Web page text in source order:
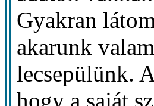
Gyakran
akarunk
lecsepülünk.
hogy a saját